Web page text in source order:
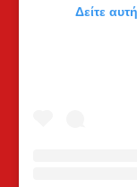
Δείτε